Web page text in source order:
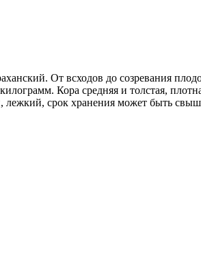
От всходов до созревания
Кора средняя и толстая,
лежкий, срок хранения может быть